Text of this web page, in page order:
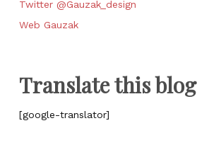
Twitter @Gauzak_design
Web Gauzak
Translate this blog
[google-translator]